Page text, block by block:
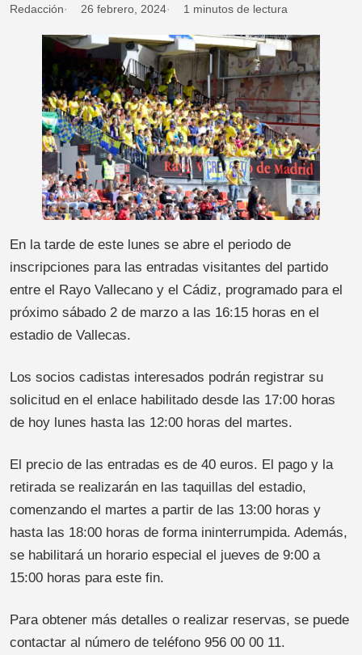
Redacción 26 febrero, 2024 1 minutos de lectura
En la tarde de este lunes se abre el periodo de
inscripciones para las entradas visitantes del partido
entre el Rayo Vallecano y el Cádiz, programado para el
próximo sábado 2 de marzo a las 16:15 horas en el
estadio de Vallecas.
Los socios cadistas interesados podrán registrar su
solicitud en el enlace habilitado desde las 17:00 horas
de hoy lunes hasta las 12:00 horas del martes.
El precio de las entradas es de 40 euros. El pago y la
retirada se realizarán en las taquillas del estadio,
comenzando el martes a partir de las 13:00 horas y
hasta las 18:00 horas de forma ininterrumpida. Además,
se habilitará un horario especial el jueves de 9:00 a
15:00 horas para este fin.
Para obtener más detalles o realizar reservas, se puede
contactar al número de teléfono 956 00 00 11.